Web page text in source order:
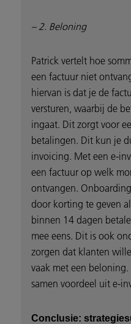
– 2. Beloning
Patrick vertelt hoe
een factuur niet
hiervan is dat je de
versturen, waarbij de
ingaat. Dit zorgt voor
betalingen. Dit kun je
invoicing. Met een e-
een factuur op welk
ontvangen.
door korting te geven
binnen 14 dagen
mee eens. Dit is ook
zorgen dat klanten
vaak met een
samen voordeel uit e-
Conclusie: